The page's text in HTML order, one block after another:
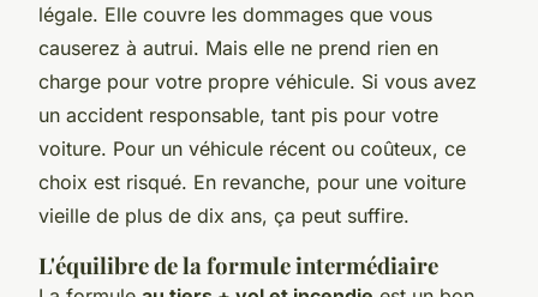
légale. Elle couvre les dommages que vous
causerez à autrui. Mais elle ne prend rien en
charge pour votre propre véhicule. Si vous avez
un accident responsable, tant pis pour votre
voiture. Pour un véhicule récent ou coûteux, ce
choix est risqué. En revanche, pour une voiture
vieille de plus de dix ans, ça peut suffire.
L'équilibre de la formule intermédiaire